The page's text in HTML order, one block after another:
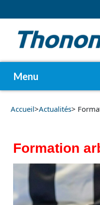
Menu
Accueil>Actualités>
Formation